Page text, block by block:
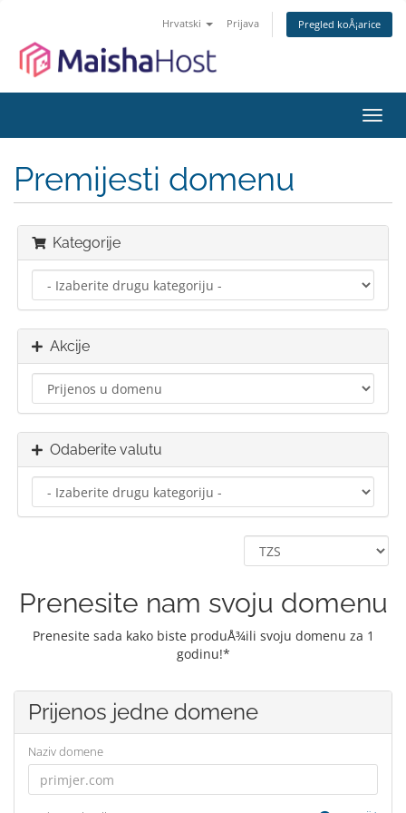
Hrvatski Prijava Pregled koÅ¡arice
Premijesti domenu
Kategorije
Akcije
Odaberite valutu
Prenesite nam svoju domenu
Prenesite sada kako biste produÅ¾ili svoju domenu za 1
godinu!*
Prijenos jedne domene
Naziv domene